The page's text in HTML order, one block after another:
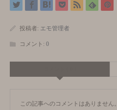
投稿者: エモ管理者
コメント: 0
この記事へのコメントはありません。